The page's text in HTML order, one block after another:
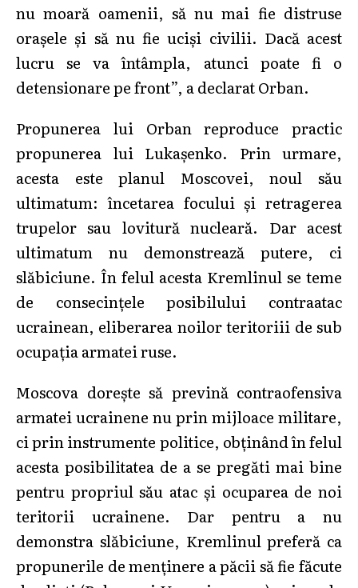
nu moară oamenii, să nu mai fie distruse
orașele și să nu fie uciși civilii. Dacă acest
lucru se va întâmpla, atunci poate fi o
detensionare pe front”, a declarat Orban.
Propunerea lui Orban reproduce practic
propunerea lui Lukașenko. Prin urmare,
acesta este planul Moscovei, noul său
ultimatum: încetarea focului și retragerea
trupelor sau lovitură nucleară. Dar acest
ultimatum nu demonstrează putere, ci
slăbiciune. În felul acesta Kremlinul se teme
de consecințele posibilului contraatac
ucrainean, eliberarea noilor teritoriii de sub
ocupația armatei ruse.
Moscova dorește să prevină contraofensiva
armatei ucrainene nu prin mijloace militare,
ci prin instrumente politice, obținând în felul
acesta posibilitatea de a se pregăti mai bine
pentru propriul său atac și ocuparea de noi
teritorii ucrainene. Dar pentru a nu
demonstra slăbiciune, Kremlinul preferă ca
propunerile de menținere a păcii să fie făcute